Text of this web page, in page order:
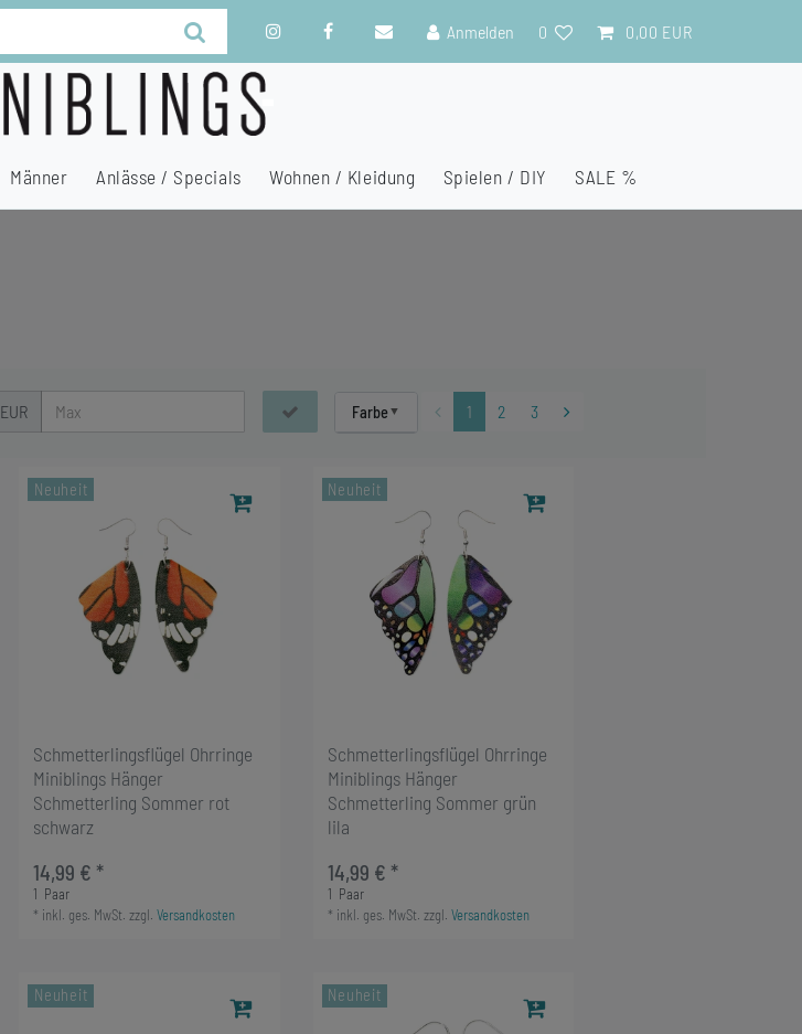
Anmelden 0 0,00 EUR
Männer Anlässe / Specials Wohnen / Kleidung Spielen / DIY SALE %
EUR Farbe 1 2 3
Neuheit
Schmetterlingsflügel Ohrringe
Miniblings Hänger
Schmetterling Sommer rot
schwarz
14,99 € *
1 Paar
* inkl. ges. MwSt. zzgl.Versandkosten
Neuheit
Schmetterlingsflügel Ohrringe
Miniblings Hänger
Schmetterling Sommer grün
lila
14,99 € *
1 Paar
* inkl. ges. MwSt. zzgl. Versandkosten
Neuheit Neuheit